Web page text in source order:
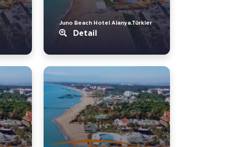
Juno Beach Hotel Alanya.Türkler
Detail